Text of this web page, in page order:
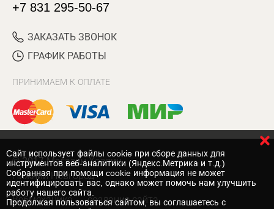
+7 831 295-50-67
ЗАКАЗАТЬ ЗВОНОК
ГРАФИК РАБОТЫ
ПРИНИМАЕМ К ОПЛАТЕ
© 2017 Магазин Хозяин
Нижний Новгород
Вебмеханика — создание сайта
Cайт использует файлы cookie при сборе данных для
инструментов веб-аналитики (Яндекс.Метрика и т.д.)
Собранная при помощи cookie информация не может
идентифицировать вас, однако может помочь нам улучшить
работу нашего сайта.
Продолжая пользоваться сайтом, вы соглашаетесь с